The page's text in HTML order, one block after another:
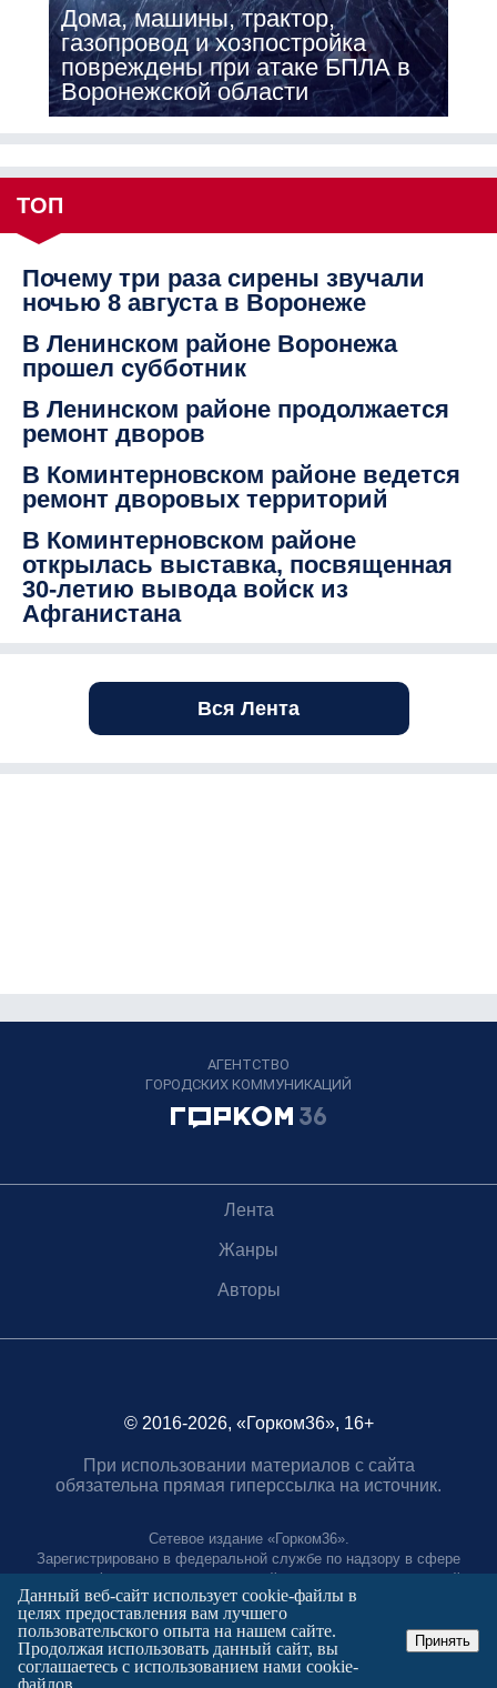
Дома, машины, трактор,
газопровод и хозпостройка
повреждены при атаке БПЛА в
Воронежской области
ТОП
Почему три раза сирены звучали
ночью 8 августа в Воронеже
В Ленинском районе Воронежа
прошел субботник
В Ленинском районе продолжается
ремонт дворов
В Коминтерновском районе ведется
ремонт дворовых территорий
В Коминтерновском районе
открылась выставка, посвященная
30-летию вывода войск из
Афганистана
Вся Лента
АГЕНТСТВО
ГОРОДСКИХ КОММУНИКАЦИЙ
Лента
Жанры
Авторы
© 2016-2026, «Горком36», 16+
При использовании материалов с сайта
обязательна прямая гиперссылка на источник.
Сетевое издание «Горком36».
Зарегистрировано в федеральной службе по надзору в сфере
связи, информационных технологий и массовых коммуникаций.
Регистрационный номер ЭЛ № ФС77-88966 от 21 января 2025 г.
Учредитель: Муниципальное автономное учреждение "Агентство
городских коммуникаций"
Главный редактор:
Полтаев Герман Вахаевич.
Данный веб-сайт использует cookie-файлы в
целях предоставления вам лучшего
пользовательского опыта на нашем сайте.
Продолжая использовать данный сайт, вы
соглашаетесь с использованием нами cookie-
файлов.
Принять